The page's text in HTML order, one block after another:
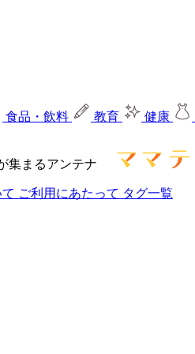
食品・飲料 教育 健康
集まるアンテナ
ご利用にあたって タグ一覧